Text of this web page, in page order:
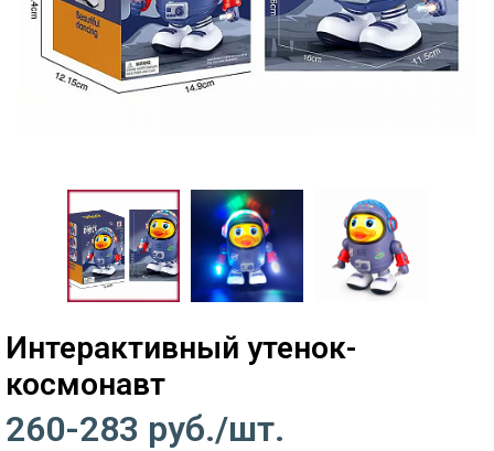
Интерактивный утенок-
космонавт
260-283 руб./шт.